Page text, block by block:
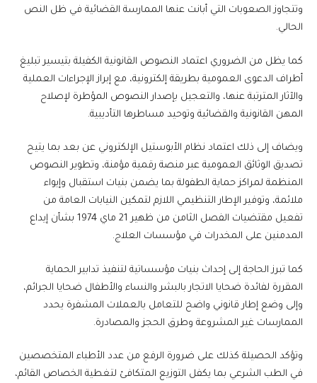
وتتجاوز الصعوبات التي أبانت عنها الممارسة القضائية في ظل النص
الحالي.
كما يظل من الضروري اعتماد النصوص القانونية الكفيلة بتيسير تبليغ
أطراف الدعوى العمومية بطريقة إلكترونية، مع إبراز الإجراءات العملية
والآثار المترتبة عنها، والتعجيل بإصدار النصوص المؤطرة لإصلاح
المهن القانونية والقضائية وتوحيد مساطرها التأديبية.
ويضاف إلى ذلك اعتماد نظام الأبوستيل الإلكتروني عن بعد بما يتيح
تصديق الوثائق العمومية عبر منصة رقمية مؤمنة، وتطوير النصوص
المنظمة لمراكز حماية الطفولة بما يضمن بنيات استقبال وإيواء
ملائمة، وتوفير الإطار التنظيمي اللازم لتمكين النيابات العامة من
تفعيل مقتضيات الفصل الثامن من ظهير 21 ماي 1974 بشأن إيداع
المدمنين على المخدرات في مؤسسات العلاج.
كما تبرز الحاجة إلى إحداث بنيات مؤسساتية لتنفيذ تدابير الحماية
المقررة لفائدة ضحايا الاتجار بالبشر والنساء والأطفال ضحايا الجرائم،
وإلى وضع إطار قانوني واضح للتعامل بالعملات المشفرة يحدد
الممارسات غير المشروعة وطرق الحجز والمصادرة.
وتؤكد الحصيلة كذلك على ضرورة الرفع من عدد الأطباء المتخصصين
في الطب الشرعي بما يكفل التوزيع المتكافئ لتغطية الخصاص القائم،